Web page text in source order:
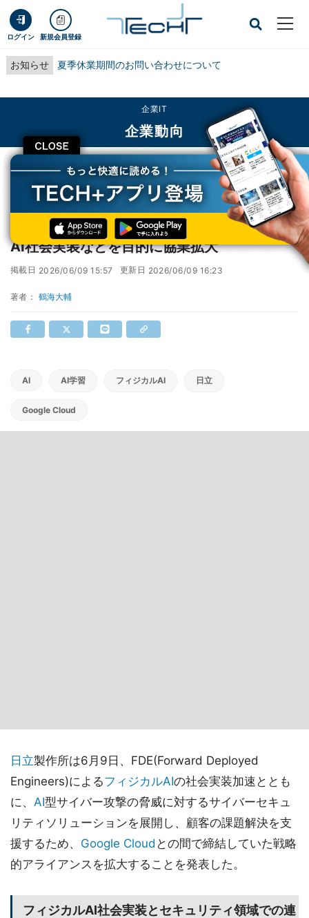
ログイン 新規会員登録
お知らせ 夏季休業期間のお問い合わせについて
CLOSE
企業IT
企業動向
TECH+ 企業IT
企業動向
日立とGoogle Cloud、FDEによるフィジカルAI社会実装などを目的に協業拡大
日立とGoogle Cloud、FDEによるフィジカル
AI社会実装などを目的に協業拡大
掲載日 2026/06/09 15:57 更新日 2026/06/09 16:23
著者： 鶴海大輔
AI AI学習 フィジカルAI 日立
Google Cloud
日立製作所は6月9日、FDE(Forward Deployed
Engineers)によるフィジカルAIの社会実装加速ととも
に、 AI型サイバー攻撃の脅威に対するサイバーセキュ
リティソリューションを展開し、顧客の課題解決を支
援するため、 Google Cloud との間で締結していた戦略
的アライアンスを拡大することを発表した。
フィジカルAI社会実装とセキュリティ領域での連